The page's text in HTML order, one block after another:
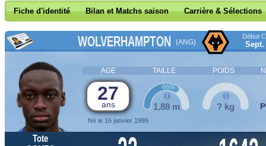
Fiche d'identité Bilan et Matchs saison Carrière & Sélections
WOLVERHAMPTON (ANG)
Début
Sept.
AGE TAILLE POIDS
27
ans
Né le 16 janvier 1999
1,88 m
66%
? kg
Tote